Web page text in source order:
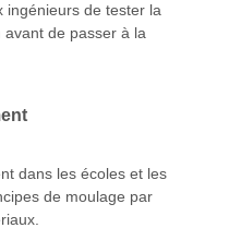
ingénieurs de tester la
de passer à la
dans les écoles et les
de moulage par